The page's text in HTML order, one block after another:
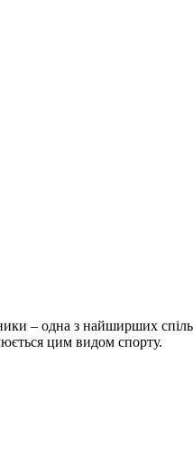
– одна з найширших
цим видом спорту.